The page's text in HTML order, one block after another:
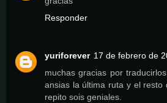
Responder
yuriforever 17 de febrero de
muchas gracias por
ansias la última ruta y el resto
repito sois geniales.